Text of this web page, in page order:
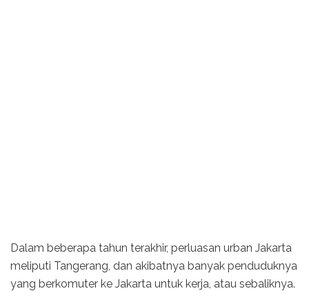
Dalam beberapa tahun terakhir, perluasan urban Jakarta
meliputi Tangerang, dan akibatnya banyak penduduknya
yang berkomuter ke Jakarta untuk kerja, atau sebaliknya.